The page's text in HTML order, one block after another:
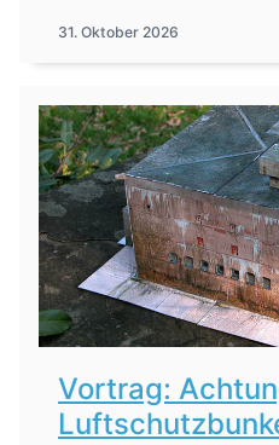
31. Oktober 2026
Vortrag: